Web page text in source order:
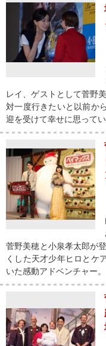
レイ、ゲストとして菅野
対一度行きたいと以前か
迎を受けて幸せに思ってい
菅野美穂と小泉孝太郎が
くした天才少年ヒロとケ
いた感動アドベンチャー。